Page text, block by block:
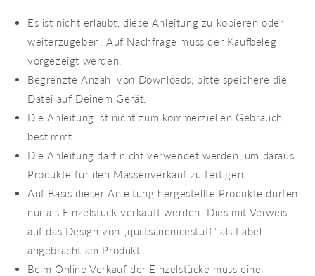
Es ist nicht erlaubt, diese Anleitung zu kopieren oder
weiterzugeben. Auf Nachfrage muss der Kaufbeleg
vorgezeigt werden.
Begrenzte Anzahl von Downloads, bitte speichere die
Datei auf Deinem Gerät.
Die Anleitung ist nicht zum kommerziellen Gebrauch
bestimmt.
Die Anleitung darf nicht verwendet werden, um daraus
Produkte für den Massenverkauf zu fertigen.
Auf Basis dieser Anleitung hergestellte Produkte dürfen
nur als Einzelstück verkauft werden. Dies mit Verweis
auf das Design von „quiltsandnicestuff“ als Label
angebracht am Produkt.
Beim Online Verkauf der Einzelstücke muss eine